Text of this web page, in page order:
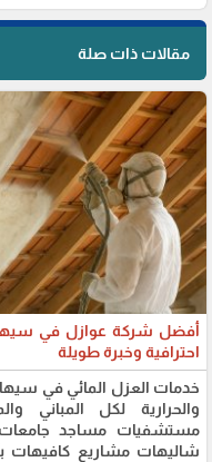
مقالات ذات صلة
أفضل شركة عوازل في سيهات
احترافية وخبرة طويلة
خدمات العزل المائي في
والحرارية لكل المباني
مستشفيات مساجد
شاليهات مشاريع كافيهات